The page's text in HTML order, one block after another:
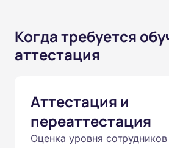
Когда требуется
аттестация
Аттестация и
переаттестация
Оценка уровня